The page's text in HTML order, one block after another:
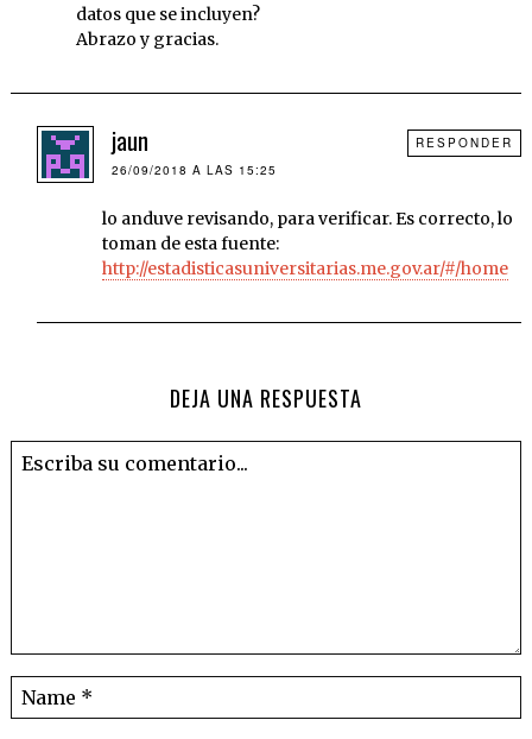
datos que se incluyen?
Abrazo y gracias.
jaun
26/09/2018 A LAS 15:25
lo anduve revisando, para verificar. Es correcto, lo
toman de esta fuente:
http://estadisticasuniversitarias.me.gov.ar/#/home
RESPONDER
DEJA UNA RESPUESTA